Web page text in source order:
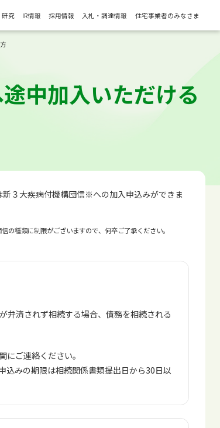
研究 IR情報 採用情報 入札・調達情報 住宅事業者のみなさま
中加入いただける
新３大疾病付機構団信※への加入申込みができま
種類に制限がございますので、何卒ご了承ください。
弁済されず相続する場合、債務を相続される
ご連絡ください。
込みの期限は相続関係書類提出日から30日以